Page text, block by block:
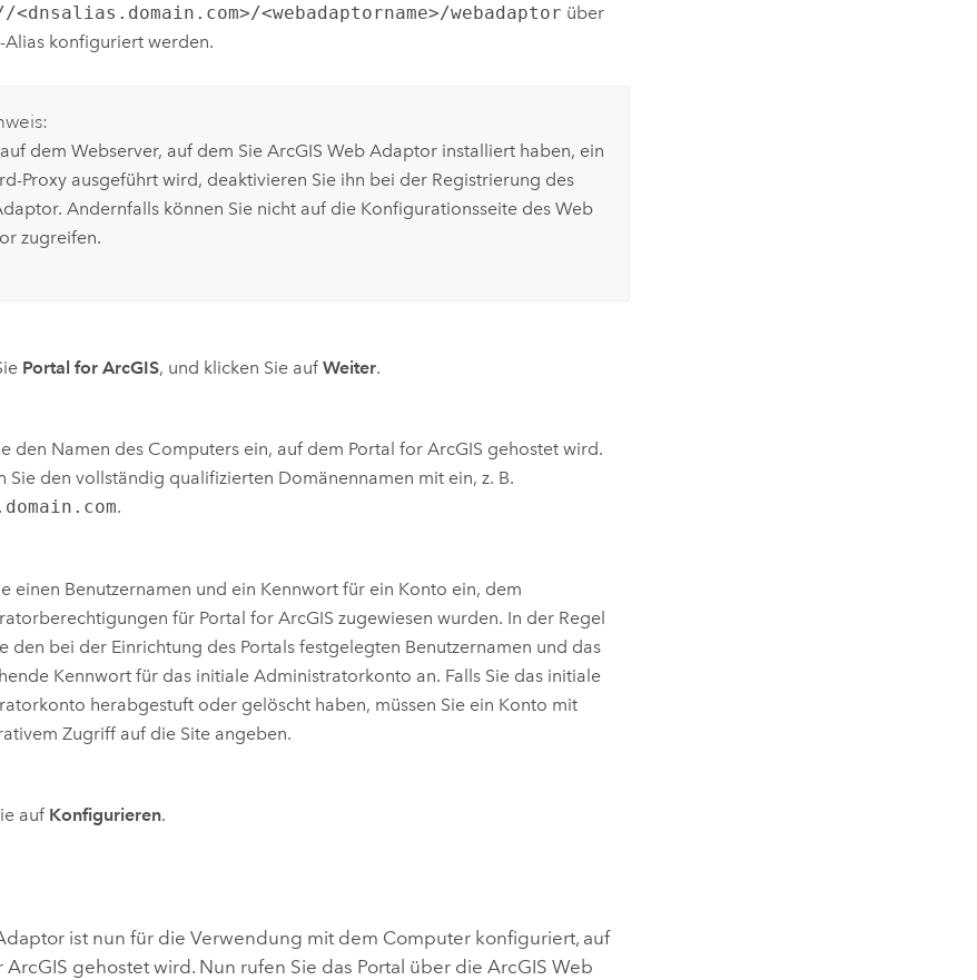
<webadaptorname>/webadaptor über
Alias konfiguriert werden.
dem Webserver, auf dem Sie ArcGIS Web Adaptorinstalliert haben, ein
Proxy ausgeführt wird, deaktivieren Sie ihn bei der Registrierung des
Andernfalls können Sie nicht auf die Konfigurationsseite des Web
zugreifen.
Portal for ArcGIS, und klicken Sie aufWeiter.
den Namen des Computers ein, auf dem Portal for ArcGIS gehostet wird.
Sie den vollständig qualifizierten Domänennamen mit ein, z. B.
.
einen Benutzernamen und ein Kennwort für ein Konto ein, dem
für Portal for ArcGIS zugewiesen wurden. In der Regel
den bei der Einrichtung des Portals festgelegten Benutzernamen und das
Kennwort für das initiale Administratorkonto an. Falls Sie das initiale
herabgestuft oder gelöscht haben, müssen Sie ein Konto mit
Zugriff auf die Site angeben.
auf Konfigurieren.
ist nun für die Verwendung mit dem Computer konfiguriert, auf
ArcGIS gehostet wird. Nun rufen Sie das Portal über dieArcGIS Web